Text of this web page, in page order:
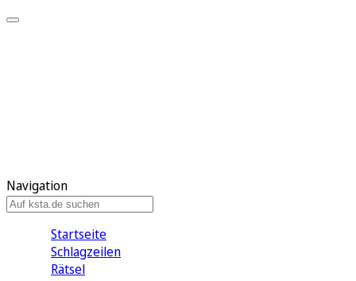
Navigation
Startseite
Schlagzeilen
Rätsel